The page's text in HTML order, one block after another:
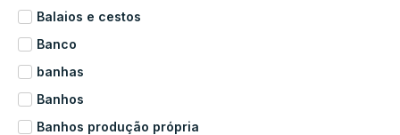
Balaios e cestos
Banco
banhas
Banhos
Banhos produção própria